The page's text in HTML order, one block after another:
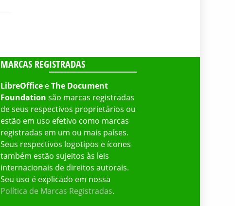
MARCAS REGISTRADAS
LibreOfficeeThe Document
Foundation são marcas registradas
de seus respectivos proprietários ou
estão em uso efetivo como marcas
registradas em um ou mais países.
Seus respectivos logotipos e ícones
também estão sujeitos às leis
internacionais de direitos autorais.
Seu uso é explicado em nossa
Política de Marcas Registradas.